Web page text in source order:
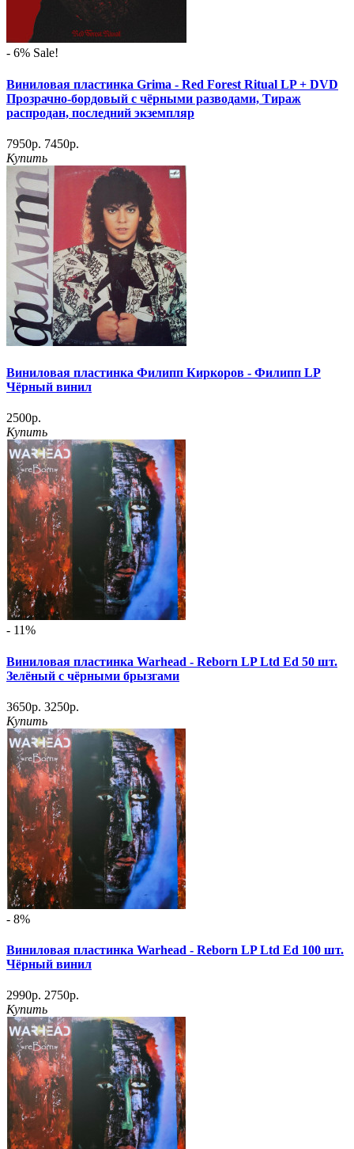
- 6% Sale!
Виниловая пластинка Grima - Red Forest Ritual LP + DVD
Прозрачно-бордовый с чёрными разводами, Тираж
распродан, последний экземпляр
7950р. 7450р.
Купить
Виниловая пластинка Филипп Киркоров - Филипп LP
Чёрный винил
2500р.
Купить
- 11%
Виниловая пластинка Warhead - Reborn LP Ltd Ed 50 шт.
Зелёный с чёрными брызгами
3650р. 3250р.
Купить
- 8%
Виниловая пластинка Warhead - Reborn LP Ltd Ed 100 шт.
Чёрный винил
2990р. 2750р.
Купить